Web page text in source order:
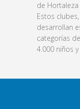
de Hortaleza
Estos
desarrollan
categorías
4.000 niños